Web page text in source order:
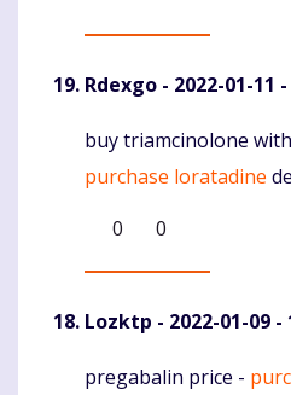
Rdexgo - 2022-01-11 -
Komentaras
buy triamcinolone
purchase loratadine
0
0
Lozktp - 2022-01-09 -
Komentaras
pregabalin price -